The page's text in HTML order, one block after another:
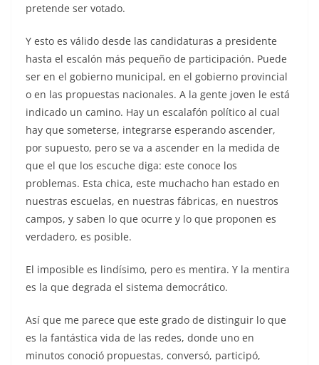
pretende ser votado.
Y esto es válido desde las candidaturas a presidente
hasta el escalón más pequeño de participación. Puede
ser en el gobierno municipal, en el gobierno provincial
o en las propuestas nacionales. A la gente joven le está
indicado un camino. Hay un escalafón político al cual
hay que someterse, integrarse esperando ascender,
por supuesto, pero se va a ascender en la medida de
que el que los escuche diga: este conoce los
problemas. Esta chica, este muchacho han estado en
nuestras escuelas, en nuestras fábricas, en nuestros
campos, y saben lo que ocurre y lo que proponen es
verdadero, es posible.
El imposible es lindísimo, pero es mentira. Y la mentira
es la que degrada el sistema democrático.
Así que me parece que este grado de distinguir lo que
es la fantástica vida de las redes, donde uno en
minutos conoció propuestas, conversó, participó,